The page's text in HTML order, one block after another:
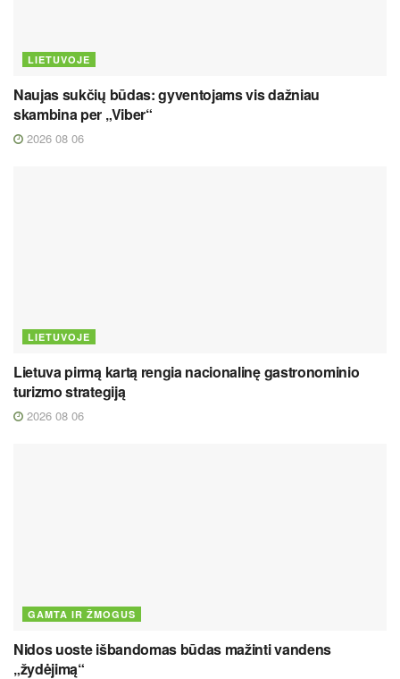
LIETUVOJE
Naujas sukčių būdas: gyventojams vis dažniau
skambina per „Viber“
2026 08 06
LIETUVOJE
Lietuva pirmą kartą rengia nacionalinę gastronominio
turizmo strategiją
2026 08 06
GAMTA IR ŽMOGUS
Nidos uoste išbandomas būdas mažinti vandens
„žydėjimą“